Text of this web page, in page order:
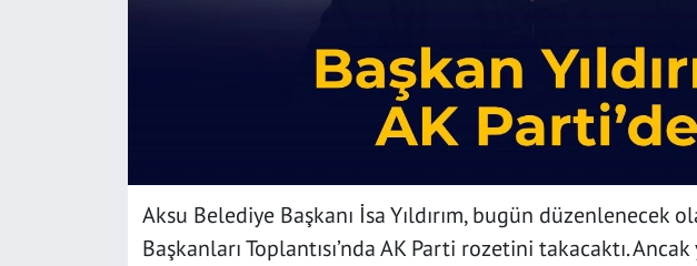
Aksu Belediye Başkanı İsa Yıldırım, bugün düzenlenecek
Başkanları Toplantısı’nda AK Parti rozetini takacaktı.